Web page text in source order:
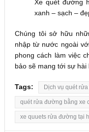
Xe quét đường
xanh – sạch –
Chúng tôi sở hữu
nhập từ nước ngoài
phong cách làm việc
bảo sẽ mang tới sự hài
Tags: Dịch vụ quét
quét rửa đường bằng xe
xe quuets rửa đường tại